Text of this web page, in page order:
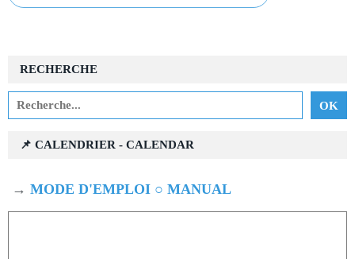
RECHERCHE
📌 CALENDRIER - CALENDAR
→ MODE D'EMPLOI ○ MANUAL